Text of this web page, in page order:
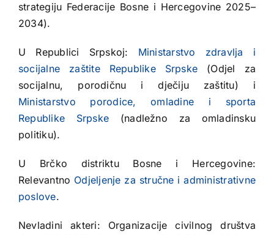
strategiju Federacije Bosne i Hercegovine 2025–
2034).
U Republici Srpskoj: Ministarstvo zdravlja i
socijalne zaštite Republike Srpske (Odjel za
socijalnu, porodičnu i dječiju zaštitu) i
Ministarstvo porodice, omladine i sporta
Republike Srpske (nadležno za omladinsku
politiku).
U Brčko distriktu Bosne i Hercegovine:
Relevantno Odjeljenje za stručne i administrativne
poslove.
Nevladini akteri: Organizacije civilnog društva